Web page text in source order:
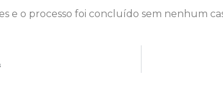
e o processo foi concluído sem nenhum